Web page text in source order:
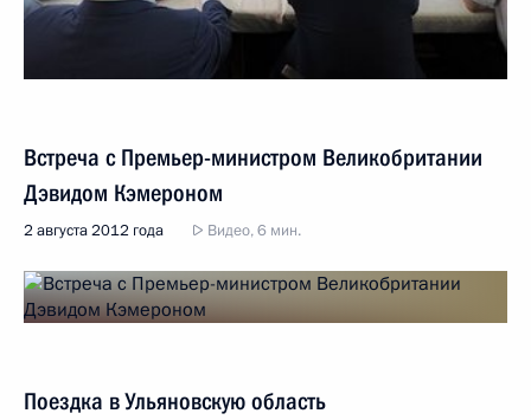
Встреча с Премьер-министром Великобритании
Дэвидом Кэмероном
2 августа 2012 года Видео, 6 мин.
Поездка в Ульяновскую область